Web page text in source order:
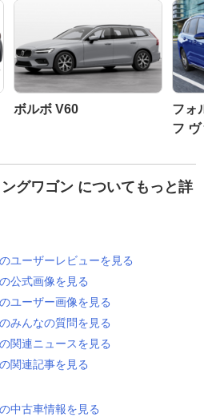
ボルボ V60
フォ
フ
グワゴン についてもっと詳
ユーザーレビューを見る
公式画像を見る
ユーザー画像を見る
みんなの質問を見る
関連ニュースを見る
関連記事を見る
中古車情報を見る